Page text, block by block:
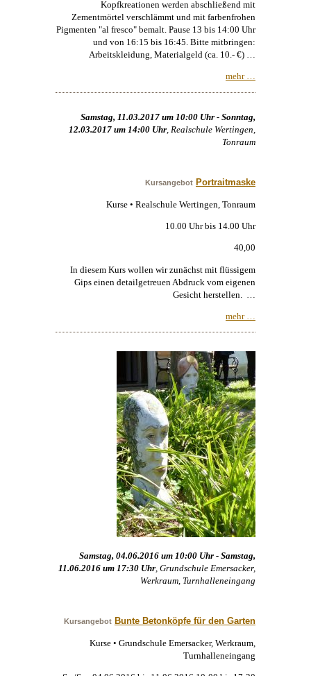
Kopfkreationen werden abschließend mit
Zementmörtel verschlämmt und mit farbenfrohen
Pigmenten "al fresco" bemalt. Pause 13 bis 14:00 Uhr
und von 16:15 bis 16:45. Bitte mitbringen:
Arbeitskleidung, Materialgeld (ca. 10.- €) …
mehr …
Samstag, 11.03.2017 um 10:00 Uhr - Sonntag,
12.03.2017 um 14:00 Uhr, Realschule Wertingen,
Tonraum
Kursangebot Portraitmaske
Kurse • Realschule Wertingen, Tonraum
10.00 Uhr bis 14.00 Uhr
40,00
In diesem Kurs wollen wir zunächst mit flüssigem
Gips einen detailgetreuen Abdruck vom eigenen
Gesicht herstellen. …
mehr …
Samstag, 04.06.2016 um 10:00 Uhr - Samstag,
11.06.2016 um 17:30 Uhr, Grundschule Emersacker,
Werkraum, Turnhalleneingang
Kursangebot Bunte Betonköpfe für den Garten
Kurse • Grundschule Emersacker, Werkraum,
Turnhalleneingang